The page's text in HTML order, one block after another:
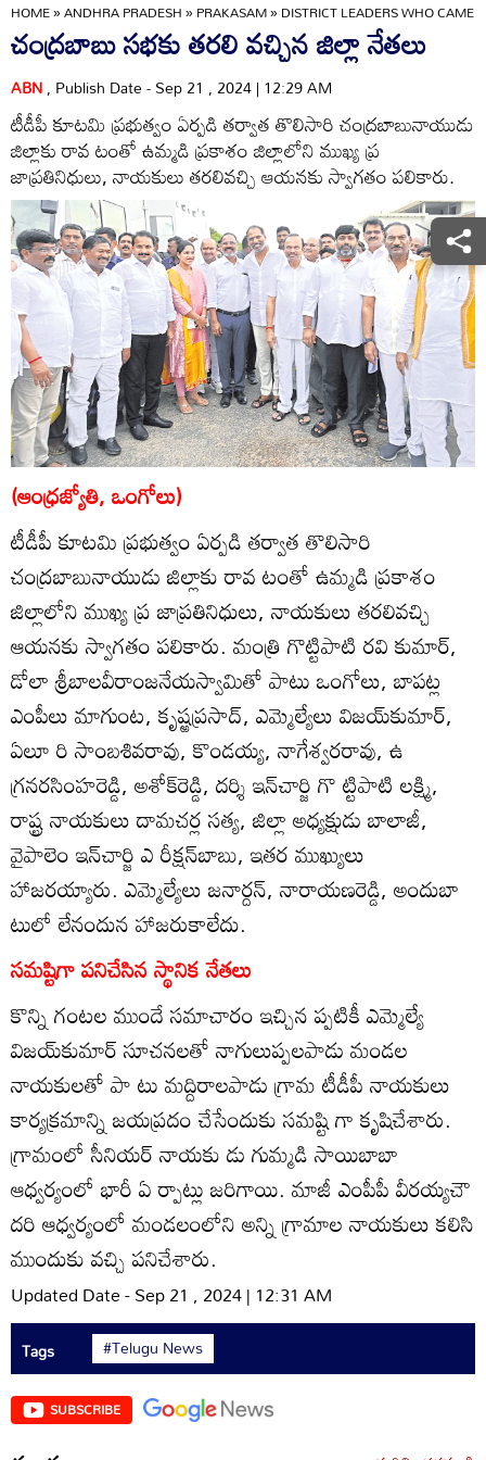
HOME»ANDHRA PRADESH»PRAKASAM»DISTRICT LEADERS WHO CAME
చంద్రబాబు సభకు తరలి వచ్చిన జిల్లా నేతలు
ABN, Publish Date - Sep 21 , 2024 | 12:29 AM
టీడీపీ కూటమి ప్రభుత్వం ఏర్పడి తర్వాత తొలిసారి చంద్రబాబునాయుడు
జిల్లాకు రావ టంతో ఉమ్మడి ప్రకాశం జిల్లాలోని ముఖ్య ప్ర
జాప్రతినిధులు, నాయకులు తరలివచ్చి ఆయనకు స్వాగతం పలికారు.
(ఆంధ్రజ్యోతి, ఒంగోలు)
టీడీపీ కూటమి ప్రభుత్వం ఏర్పడి తర్వాత తొలిసారి
చంద్రబాబునాయుడు జిల్లాకు రావ టంతో ఉమ్మడి ప్రకాశం
జిల్లాలోని ముఖ్య ప్ర జాప్రతినిధులు, నాయకులు తరలివచ్చి
ఆయనకు స్వాగతం పలికారు. మంత్రి గొట్టిపాటి రవి కుమార్‌,
డోలా శ్రీబాలవీరాంజనేయస్వామితో పాటు ఒంగోలు, బాపట్ల
ఎంపీలు మాగుంట, కృష్ఱప్రసాద్‌, ఎమ్మెల్యేలు విజయ్‌కుమార్‌,
ఏలూ రి సాంబశివరావు, కొండయ్య, నాగేశ్వరరావు, ఉ
గ్రనరసింహరెడ్డి, అశోక్‌రెడ్డి, దర్శి ఇన్‌చార్జి గొ ట్టిపాటి లక్ష్మి,
రాష్ట్ర నాయకులు దామచర్ల సత్య, జిల్లా అధ్యక్షుడు బాలాజీ,
వైపాలెం ఇన్‌చార్జి ఎ రీక్షన్‌బాబు, ఇతర ముఖ్యులు
హాజరయ్యారు. ఎమ్మెల్యేలు జనార్దన్‌, నారాయణరెడ్డి, అందుబా
టులో లేనందున హాజరుకాలేదు.
సమష్టిగా పనిచేసిన స్థానిక నేతలు
కొన్ని గంటల ముందే సమాచారం ఇచ్చిన ప్పటికీ ఎమ్మెల్యే
విజయ్‌కుమార్‌ సూచనలతో నాగులుప్పలపాడు మండల
నాయకులతో పా టు మద్దిరాలపాడు గ్రామ టీడీపీ నాయకులు
కార్యక్రమాన్ని జయప్రదం చేసేందుకు సమష్టి గా కృషిచేశారు.
గ్రామంలో సీనియర్‌ నాయకు డు గుమ్మడి సాయిబాబా
ఆధ్వర్యంలో భారీ ఏ ర్పాట్లు జరిగాయి. మాజీ ఎంపీపీ వీరయ్యచౌ
దరి ఆధ్వర్యంలో మండలంలోని అన్ని గ్రామాల నాయకులు కలిసి
ముందుకు వచ్చి పనిచేశారు.
Updated Date - Sep 21 , 2024 | 12:31 AM
Tags #Telugu News
SUBSCRIBE